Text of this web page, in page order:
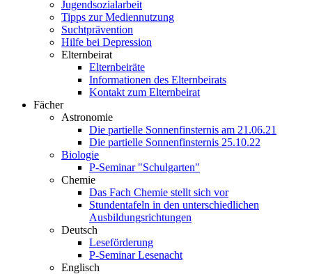
Jugendsozialarbeit
Tipps zur Mediennutzung
Suchtprävention
Hilfe bei Depression
Elternbeirat
Elternbeiräte
Informationen des Elternbeirats
Kontakt zum Elternbeirat
Fächer
Astronomie
Die partielle Sonnenfinsternis am 21.06.21
Die partielle Sonnenfinsternis 25.10.22
Biologie
P-Seminar "Schulgarten"
Chemie
Das Fach Chemie stellt sich vor
Stundentafeln in den unterschiedlichen
Ausbildungsrichtungen
Deutsch
Leseförderung
P-Seminar Lesenacht
Englisch